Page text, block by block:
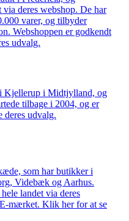
deres webshop. De har
varer, og tilbyder
Webshoppen er godkendt
udvalg.
Kjellerup i Midtjylland, og
tilbage i 2004, og er
deres udvalg.
som har butikker i
Videbæk og Aarhus.
landet via deres
mærket. Klik her for at se